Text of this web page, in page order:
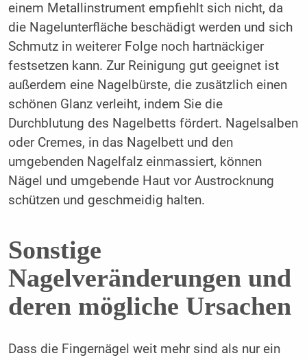
einem Metallinstrument empfiehlt sich nicht, da
die Nagelunterfläche beschädigt werden und sich
Schmutz in weiterer Folge noch hartnäckiger
festsetzen kann. Zur Reinigung gut geeignet ist
außerdem eine Nagelbürste, die zusätzlich einen
schönen Glanz verleiht, indem Sie die
Durchblutung des Nagelbetts fördert. Nagelsalben
oder Cremes, in das Nagelbett und den
umgebenden Nagelfalz einmassiert, können
Nägel und umgebende Haut vor Austrocknung
schützen und geschmeidig halten.
Sonstige
Nagelveränderungen und
deren mögliche Ursachen
Dass die Fingernägel weit mehr sind als nur ein